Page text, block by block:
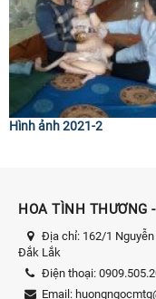
Hình ảnh 2021-2
HOA TÌNH THƯƠNG
Địa chỉ: 162/1
Đắk Lắk
Điện thoại:
Email: